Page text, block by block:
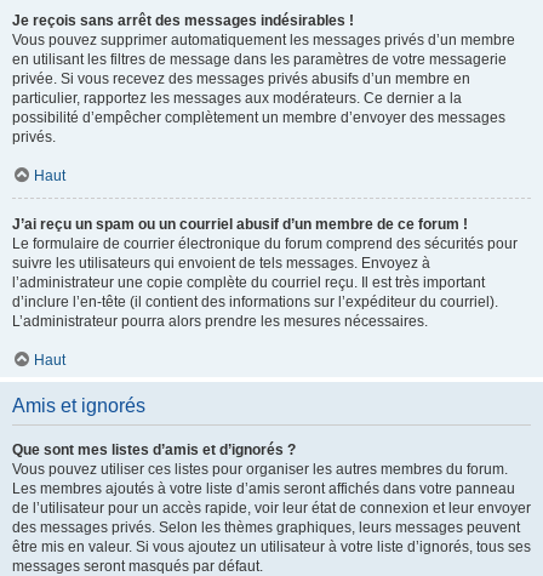
Je reçois sans arrêt des messages indésirables !
Vous pouvez supprimer automatiquement les messages privés d’un membre
en utilisant les filtres de message dans les paramètres de votre messagerie
privée. Si vous recevez des messages privés abusifs d’un membre en
particulier, rapportez les messages aux modérateurs. Ce dernier a la
possibilité d’empêcher complètement un membre d’envoyer des messages
privés.
Haut
J’ai reçu un spam ou un courriel abusif d’un membre de ce forum !
Le formulaire de courrier électronique du forum comprend des sécurités pour
suivre les utilisateurs qui envoient de tels messages. Envoyez à
l’administrateur une copie complète du courriel reçu. Il est très important
d’inclure l’en-tête (il contient des informations sur l’expéditeur du courriel).
L’administrateur pourra alors prendre les mesures nécessaires.
Haut
Amis et ignorés
Que sont mes listes d’amis et d’ignorés ?
Vous pouvez utiliser ces listes pour organiser les autres membres du forum.
Les membres ajoutés à votre liste d’amis seront affichés dans votre panneau
de l’utilisateur pour un accès rapide, voir leur état de connexion et leur envoyer
des messages privés. Selon les thèmes graphiques, leurs messages peuvent
être mis en valeur. Si vous ajoutez un utilisateur à votre liste d’ignorés, tous ses
messages seront masqués par défaut.